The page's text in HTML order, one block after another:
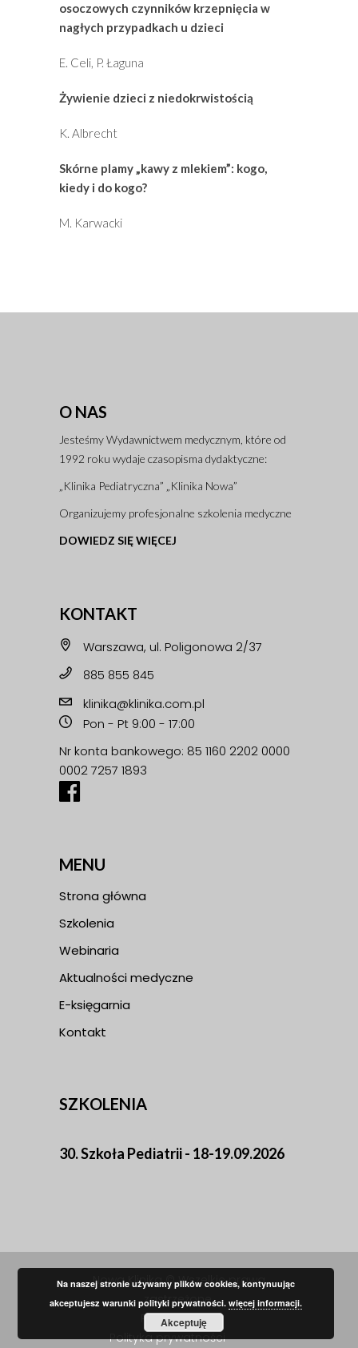
osoczowych czynników krzepnięcia w
nagłych przypadkach u dzieci
E. Celi, P. Łaguna
Żywienie dzieci z niedokrwistością
K. Albrecht
Skórne plamy „kawy z mlekiem”: kogo,
kiedy i do kogo?
M. Karwacki
O NAS
Jesteśmy Wydawnictwem medycznym, które od
1992 roku wydaje czasopisma dydaktyczne:
„Klinika Pediatryczna” „Klinika Nowa”
Organizujemy profesjonalne szkolenia medyczne
DOWIEDZ SIĘ WIĘCEJ
KONTAKT
Warszawa, ul. Poligonowa 2/37
885 855 845
klinika@klinika.com.pl
Pon - Pt 9:00 - 17:00
Nr konta bankowego: 85 1160 2202 0000
0002 7257 1893
MENU
Strona główna
Szkolenia
Webinaria
Aktualności medyczne
E-księgarnia
Kontakt
SZKOLENIA
30. Szkoła Pediatrii - 18-19.09.2026
Nowa Klinika © Wszelkie prawa
zastrzeżone.
Regulamin
Polityka prywatności
Na naszej stronie używamy plików cookies, kontynuując
akceptujesz warunki polityki prywatności.więcej informacji.
Akceptuję